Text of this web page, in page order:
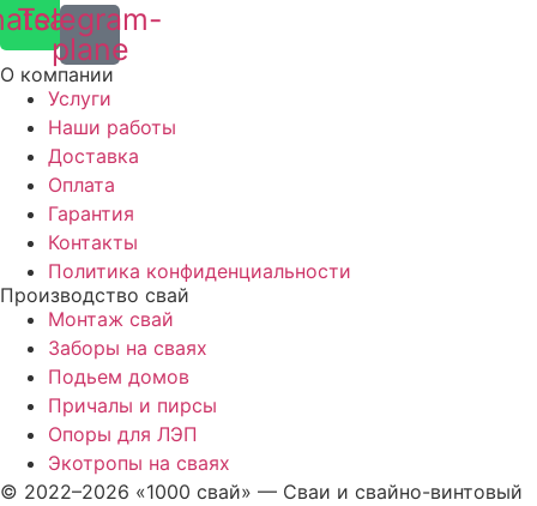
Telegram-
plane
О компании
Услуги
Наши работы
Доставка
Оплата
Гарантия
Контакты
Политика конфиденциальности
Производство свай
Монтаж свай
Заборы на сваях
Подьем домов
Причалы и пирсы
Опоры для ЛЭП
Экотропы на сваях
© 2022–2026 «1000 свай» — Сваи и свайно-винтовый